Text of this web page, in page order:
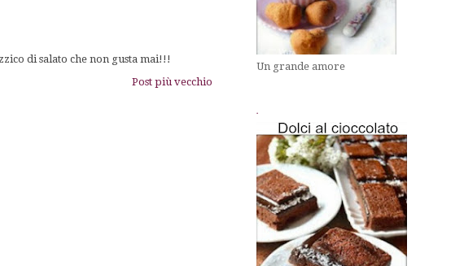
di salato che non gusta mai!!!
Post più vecchio
Un grande amore
.